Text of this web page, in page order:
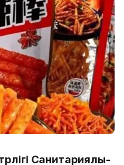
Санитариялық-